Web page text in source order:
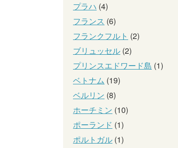
プラハ (4)
フランス (6)
フランクフルト (2)
ブリュッセル (2)
プリンスエドワード島 (1)
ベトナム (19)
ベルリン (8)
ホーチミン (10)
ポーランド (1)
ポルトガル (1)